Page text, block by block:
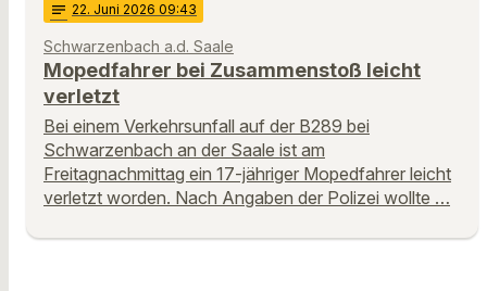
notes 22. Juni 2026 09:43
Schwarzenbach a.d. Saale
Mopedfahrer bei Zusammenstoß leicht
verletzt
Bei einem Verkehrsunfall auf der B289 bei
Schwarzenbach an der Saale ist am
Freitagnachmittag ein 17-jähriger Mopedfahrer leicht
verletzt worden. Nach Angaben der Polizei wollte …